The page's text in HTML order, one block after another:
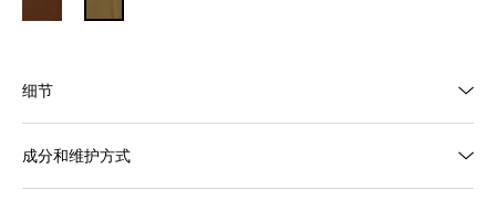
细节
成分和维护方式